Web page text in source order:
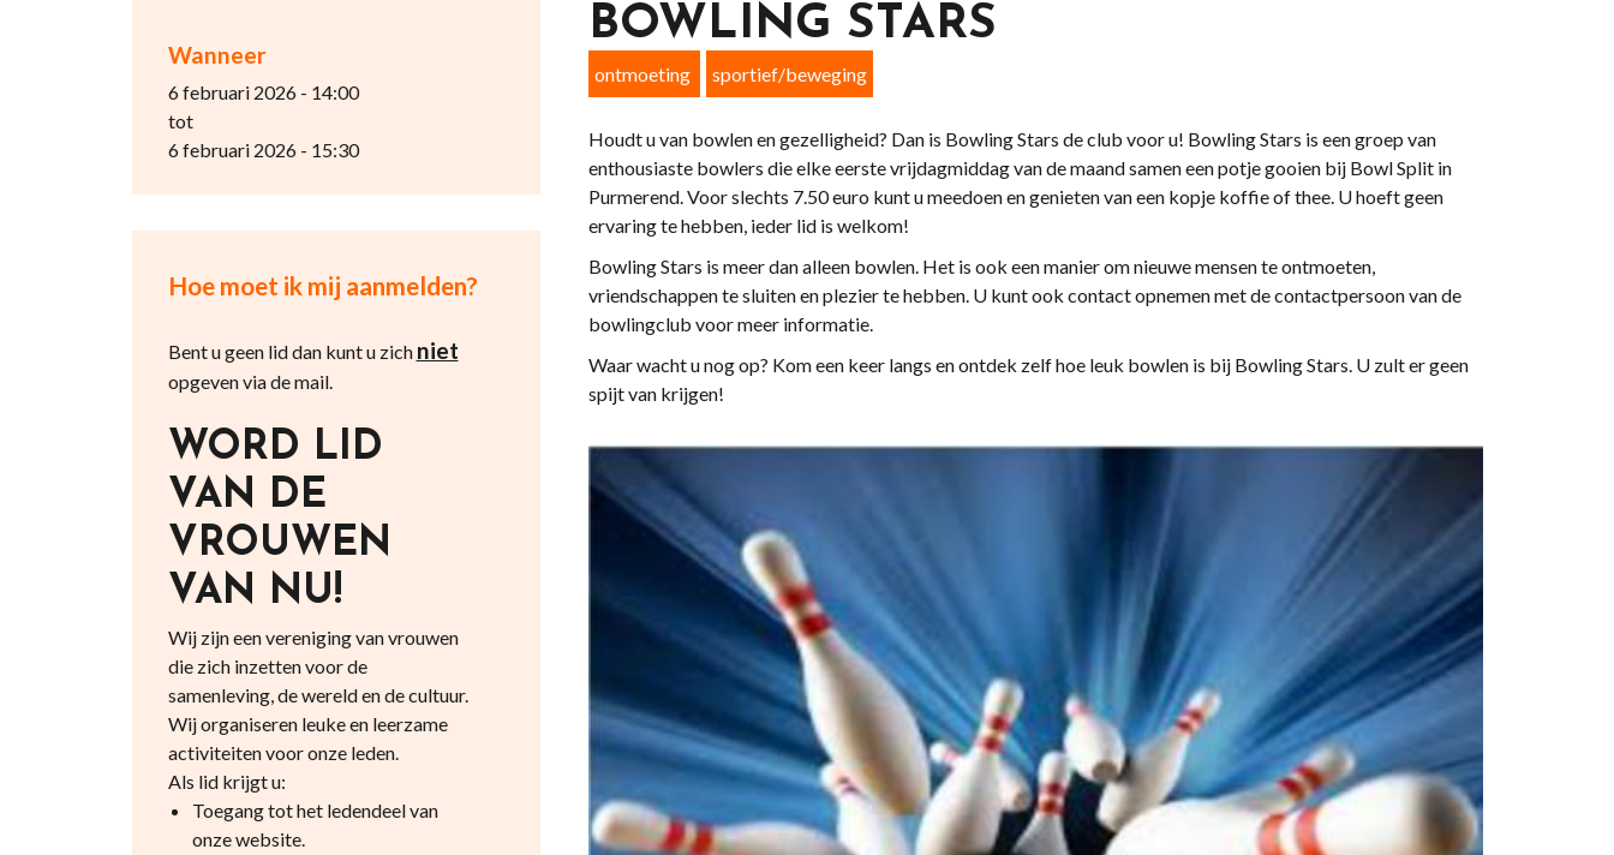
Wanneer
6 februari 2026 - 14:00
tot
6 februari 2026 - 15:30
Hoe moet ik mij aanmelden?
Bent u geen lid dan kunt u zich niet
opgeven via de mail.
WORD LID
VAN DE
VROUWEN
VAN NU!
Wij zijn een vereniging van vrouwen
die zich inzetten voor de
samenleving, de wereld en de cultuur.
Wij organiseren leuke en leerzame
activiteiten voor onze leden.
Als lid krijgt u:
Toegang tot het ledendeel van
onze website.
BOWLING STARS
ontmoeting sportief/beweging
Houdt u van bowlen en gezelligheid? Dan is Bowling Stars de club voor u! Bowling Stars is een groep van
enthousiaste bowlers die elke eerste vrijdagmiddag van de maand samen een potje gooien bij Bowl Split in
Purmerend. Voor slechts 7.50 euro kunt u meedoen en genieten van een kopje koffie of thee. U hoeft geen
ervaring te hebben, ieder lid is welkom!
Bowling Stars is meer dan alleen bowlen. Het is ook een manier om nieuwe mensen te ontmoeten,
vriendschappen te sluiten en plezier te hebben. U kunt ook contact opnemen met de contactpersoon van de
bowlingclub voor meer informatie.
Waar wacht u nog op? Kom een keer langs en ontdek zelf hoe leuk bowlen is bij Bowling Stars. U zult er geen
spijt van krijgen!